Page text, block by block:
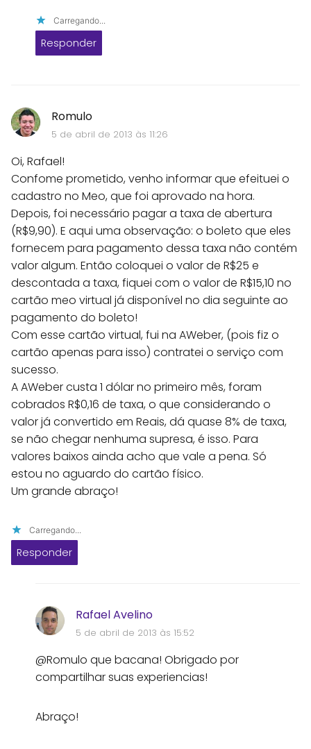
Carregando...
Responder
Romulo
5 de abril de 2013 às 11:26
Oi, Rafael!
Confome prometido, venho informar que efeituei o
cadastro no Meo, que foi aprovado na hora.
Depois, foi necessário pagar a taxa de abertura
(R$9,90). E aqui uma observação: o boleto que eles
fornecem para pagamento dessa taxa não contém
valor algum. Então coloquei o valor de R$25 e
descontada a taxa, fiquei com o valor de R$15,10 no
cartão meo virtual já disponível no dia seguinte ao
pagamento do boleto!
Com esse cartão virtual, fui na AWeber, (pois fiz o
cartão apenas para isso) contratei o serviço com
sucesso.
A AWeber custa 1 dólar no primeiro mês, foram
cobrados R$0,16 de taxa, o que considerando o
valor já convertido em Reais, dá quase 8% de taxa,
se não chegar nenhuma supresa, é isso. Para
valores baixos ainda acho que vale a pena. Só
estou no aguardo do cartão físico.
Um grande abraço!
Carregando...
Responder
Rafael Avelino
5 de abril de 2013 às 15:52
@Romulo que bacana! Obrigado por
compartilhar suas experiencias!
Abraço!